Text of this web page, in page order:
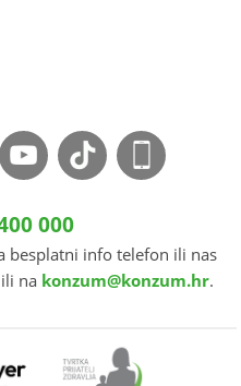
000
besplatni info telefon ili nas
ili na konzum@konzum.hr.